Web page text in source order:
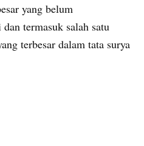
yang belum
termasuk salah satu
terbesar dalam tata surya